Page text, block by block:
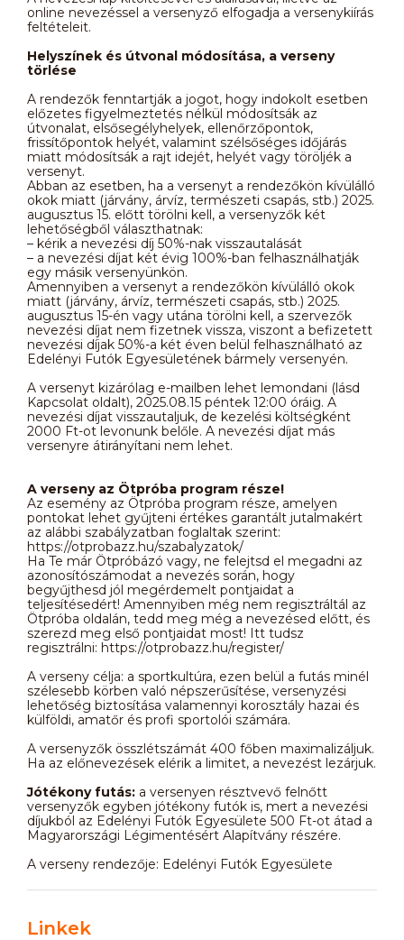
online nevezéssel a versenyző elfogadja a versenykiírás
feltételeit.
Helyszínek és útvonal módosítása, a verseny
törlése
A rendezők fenntartják a jogot, hogy indokolt esetben
előzetes figyelmeztetés nélkül módosítsák az
útvonalat, elsősegélyhelyek, ellenőrzőpontok,
frissítőpontok helyét, valamint szélsőséges időjárás
miatt módosítsák a rajt idejét, helyét vagy töröljék a
versenyt.
Abban az esetben, ha a versenyt a rendezőkön kívülálló
okok miatt (járvány, árvíz, természeti csapás, stb.) 2025.
augusztus 15. előtt törölni kell, a versenyzők két
lehetőségből választhatnak:
– kérik a nevezési díj 50%-nak visszautalását
– a nevezési díjat két évig 100%-ban felhasználhatják
egy másik versenyünkön.
Amennyiben a versenyt a rendezőkön kívülálló okok
miatt (járvány, árvíz, természeti csapás, stb.) 2025.
augusztus 15-én vagy utána törölni kell, a szervezők
nevezési díjat nem fizetnek vissza, viszont a befizetett
nevezési díjak 50%-a két éven belül felhasználható az
Edelényi Futók Egyesületének bármely versenyén.
A versenyt kizárólag e-mailben lehet lemondani (lásd
Kapcsolat oldalt), 2025.08.15 péntek 12:00 óráig. A
nevezési díjat visszautaljuk, de kezelési költségként
2000 Ft-ot levonunk belőle. A nevezési díjat más
versenyre átirányítani nem lehet.
A verseny az Ötpróba program része!
Az esemény az Ötpróba program része, amelyen
pontokat lehet gyűjteni értékes garantált jutalmakért
az alábbi szabályzatban foglaltak szerint:
https://otprobazz.hu/szabalyzatok/
Ha Te már Ötpróbázó vagy, ne felejtsd el megadni az
azonosítószámodat a nevezés során, hogy
begyűjthesd jól megérdemelt pontjaidat a
teljesítésedért! Amennyiben még nem regisztráltál az
Ötpróba oldalán, tedd meg még a nevezésed előtt, és
szerezd meg első pontjaidat most! Itt tudsz
regisztrálni: https://otprobazz.hu/register/
A verseny célja: a sportkultúra, ezen belül a futás minél
szélesebb körben való népszerűsítése, versenyzési
lehetőség biztosítása valamennyi korosztály hazai és
külföldi, amatőr és profi sportolói számára.
A versenyzők összlétszámát 400 főben maximalizáljuk.
Ha az előnevezések elérik a limitet, a nevezést lezárjuk.
Jótékony futás: a versenyen résztvevő felnőtt
versenyzők egyben jótékony futók is, mert a nevezési
díjukból az Edelényi Futók Egyesülete 500 Ft-ot átad a
Magyarországi Légimentésért Alapítvány részére.
A verseny rendezője: Edelényi Futók Egyesülete
Linkek